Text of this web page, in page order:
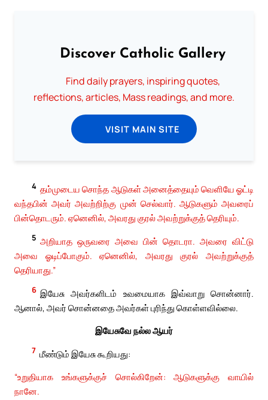
Discover Catholic Gallery
Find daily prayers, inspiring quotes,
reflections, articles, Mass readings, and more.
VISIT MAIN SITE
4 தம்முடைய சொந்த ஆடுகள் அனைத்தையும் வெளியே ஓட்டி
வந்தபின் அவர் அவற்றிற்கு முன் செல்வார். ஆடுகளும் அவரைப்
பின்தொடரும். ஏனெனில், அவரது குரல் அவற்றுக்குத் தெரியும்.
5 அறியாத ஒருவரை அவை பின் தொடரா. அவரை விட்டு
அவை ஓடிப்போகும். ஏனெனில், அவரது குரல் அவற்றுக்குத்
தெரியாது.”
6 இயேசு அவர்களிடம் உவமையாக இவ்வாறு சொன்னார்.
ஆனால், அவர் சொன்னதை அவர்கள் புரிந்து கொள்ளவில்லை.
இயேசுவே நல்ல ஆயர்
7 மீண்டும் இயேசு கூறியது:
“உறுதியாக உங்களுக்குச் சொல்கிறேன்: ஆடுகளுக்கு வாயில்
நானே.